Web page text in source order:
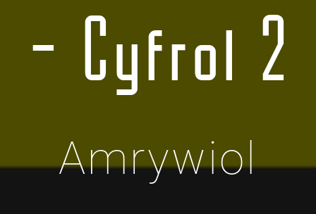
– Cyfrol 2
Amrywiol